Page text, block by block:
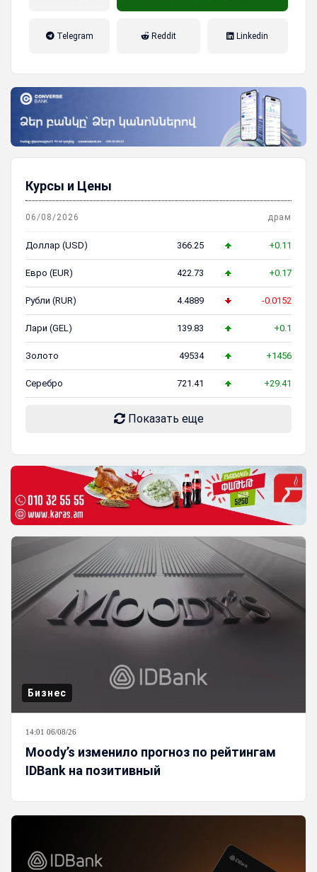
Telegram Reddit Linkedin
Курсы и Цены
06/08/2026 драм
Доллар (USD) 366.25 +0.11
Евро (EUR) 422.73 +0.17
Рубли (RUR) 4.4889 -0.0152
Лари (GEL) 139.83 +0.1
Золото 49534 +1456
Серебро 721.41 +29.41
Показать еще
Бизнес
14:01 06/08/26
Moody’s изменило прогноз по рейтингам
IDBank на позитивный